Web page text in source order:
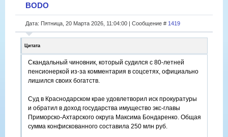
BODO
Дата: Пятница, 20 Марта 2026, 11:04:00 | Сообщение # 1419
Цитата
Скандальный чиновник, который судился с 80-летней
пенсионеркой из-за комментария в соцсетях, официально
лишился своих богатств.
Суд в Краснодарском крае удовлетворил иск прокуратуры
и обратил в доход государства имущество экс-главы
Приморско-Ахтарского округа Максима Бондаренко. Общая
сумма конфискованного составила 250 млн руб.